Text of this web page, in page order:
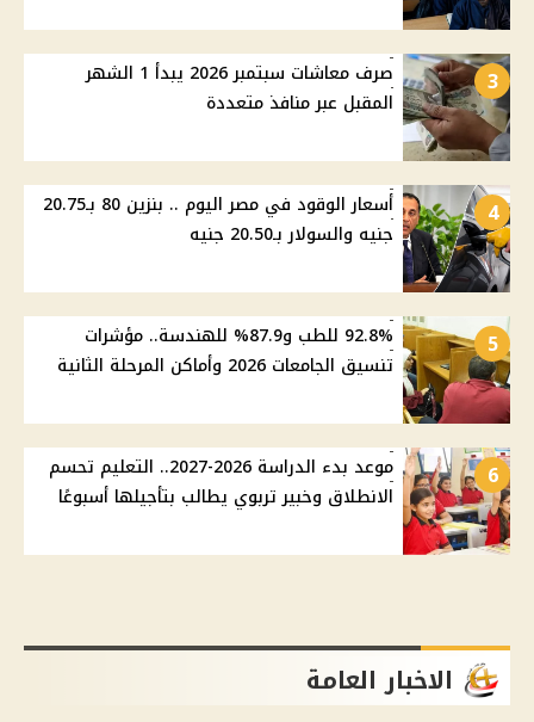
3
صرف معاشات سبتمبر 2026 يبدأ 1 الشهر
المقبل عبر منافذ متعددة
4
أسعار الوقود في مصر اليوم .. بنزين 80 بـ20.75
جنيه والسولار بـ20.50 جنيه
5
92.8% للطب و87.9% للهندسة.. مؤشرات
تنسيق الجامعات 2026 وأماكن المرحلة الثانية
6
موعد بدء الدراسة 2026-2027.. التعليم تحسم
الانطلاق وخبير تربوي يطالب بتأجيلها أسبوعًا
الاخبار العامة